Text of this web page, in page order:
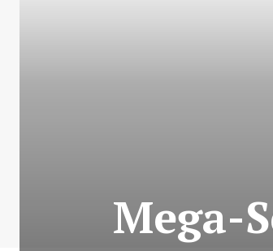
Mega-